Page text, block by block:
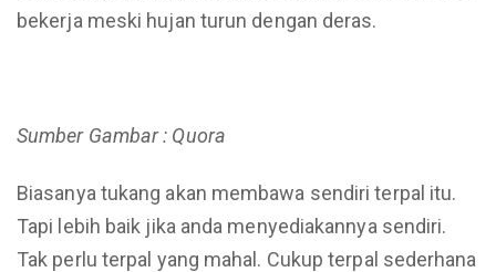
bekerja meski hujan turun dengan deras.
Sumber Gambar : Quora
Biasanya tukang akan membawa sendiri terpal itu.
Tapi lebih baik jika anda menyediakannya sendiri.
Tak perlu terpal yang mahal. Cukup terpal sederhana